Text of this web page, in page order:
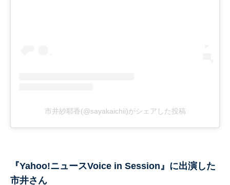
市井紗耶香(@sayakaichii)がシェアした投稿
『Yahoo!ニュースVoice in Session』に出演した
市井さん